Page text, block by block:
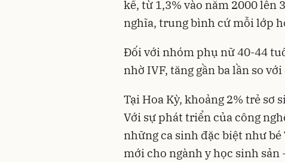
kể, từ 1,3% vào năm 2000 lên
nghĩa, trung bình cứ mỗi lớp
Đối với nhóm phụ nữ 40-44
nhờ IVF, tăng gần ba lần so
Tại Hoa Kỳ, khoảng 2% trẻ sơ
Với sự phát triển của công
những ca sinh đặc biệt như
mới cho ngành y học sinh